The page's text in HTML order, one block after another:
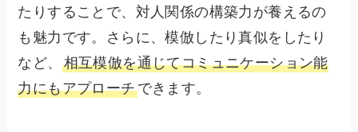
たりすることで、対人関係の構築力が養えるの
も魅力です。さらに、模倣したり真似をしたり
など、 相互模倣を通じてコミュニケーション能
力にもアプローチできます。